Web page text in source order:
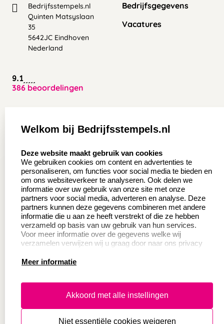
Bedrijfsstempels.nl
Quinten Matsyslaan
35
5642JC Eindhoven
Nederland
9.1
386 beoordelingen
Bedrijfsgegevens
Vacatures
Wederverkoper
worden
Sale
Betaling & Verzending
Veel gestelde vragen
Retourneren
Herroepingsrecht
Productinformatie:
Instructie voor
Aanleverspecificaties
Safety Sheets
Welkom bij Bedrijfsstempels.nl
Deze website maakt gebruik van cookies
We gebruiken cookies om content en advertenties te
personaliseren, om functies voor social media te bieden en
om ons websiteverkeer te analyseren. Ook delen we
informatie over uw gebruik van onze site met onze
partners voor social media, adverteren en analyse. Deze
partners kunnen deze gegevens combineren met andere
informatie die u aan ze heeft verstrekt of die ze hebben
verzameld op basis van uw gebruik van hun services.
Voor meer informatie over de gegevens welke wij
verzamelen verwijzen wij u graag door naar ons privacy
Meer informatie
Akkoord met alle instellingen
Niet essentiële cookies weigeren